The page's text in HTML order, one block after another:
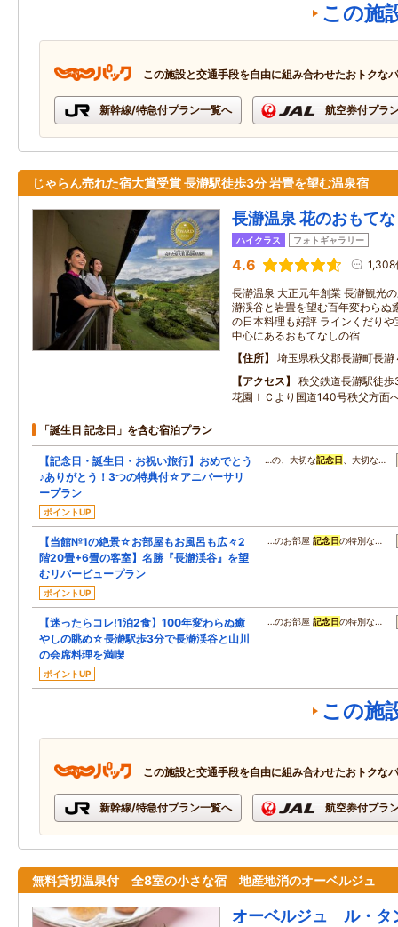
この施
この施設と交通手段を自由に組み合わせたおトクな
新幹線/特急付プラン一覧へ 航空券付プラ
じゃらん売れた宿大賞受賞 長瀞駅徒歩3分 岩畳を望む温泉宿
長瀞温泉 花のおもて
ハイクラス フォトギャラリー
4.6 1,308
長瀞温泉 大正元年創業 長瀞観光
瀞渓谷と岩畳を望む百年変わらぬ
の日本料理も好評 ラインくだり
中心にあるおもてなしの宿
住所
埼玉県秩父郡長瀞町長瀞
アクセス
秩父鉄道長瀞駅徒
花園ＩＣより国道140号秩父方面
「誕生日 記念日」を含む宿泊プラン
【記念日・誕生日・お祝い旅行】おめでとう
♪ありがとう！3つの特典付☆アニバーサリ
ープラン
ポイントUP
…の、大切な記念日 、大切な…
【当館№1の絶景☆お部屋もお風呂も広々2
階20畳+6畳の客室】名勝『長瀞渓谷』を望
むリバービュープラン
ポイントUP
…のお部屋記念日の特別な…
【迷ったらコレ!1泊2食】100年変わらぬ癒
やしの眺め☆長瀞駅歩3分で長瀞渓谷と山川
の会席料理を満喫
ポイントUP
…のお部屋記念日の特別な…
この施
この施設と交通手段を自由に組み合わせたおトクな
新幹線/特急付プラン一覧へ 航空券付プラ
無料貸切温泉付 全8室の小さな宿 地産地消のオーベルジュ
オーベルジュ ル・タ